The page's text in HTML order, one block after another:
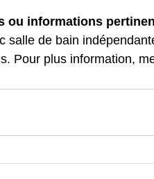
ou informations
salle de bain
Pour plus information,